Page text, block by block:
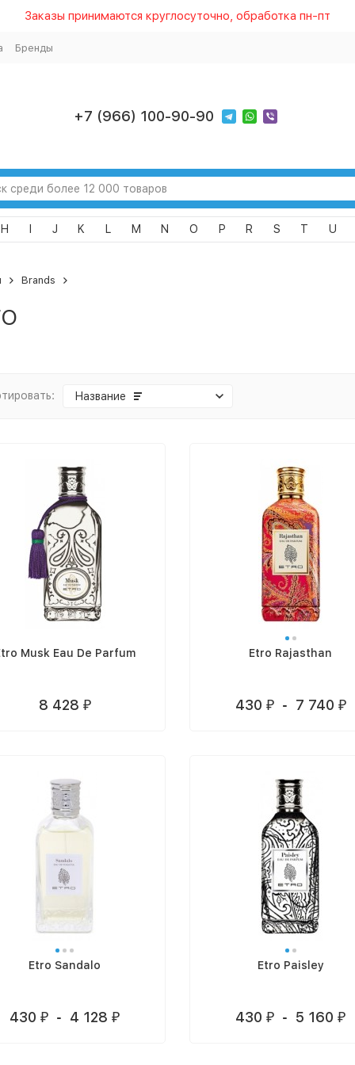
Заказы принимаются круглосуточно, обработка пн-пт
Бренды
+7 (966) 100-90-90
H J K L M N O P R S T U
Brands
Название
Musk Eau De Parfum
8 428 ₽
Etro Rajasthan
430 ₽ - 7 740 ₽
Etro Sandalo
430 ₽ - 4 128 ₽
Etro Paisley
430 ₽ - 5 160 ₽